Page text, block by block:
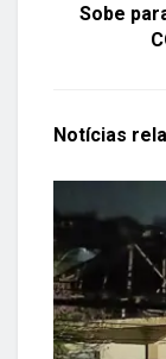
Sobe
Notícias